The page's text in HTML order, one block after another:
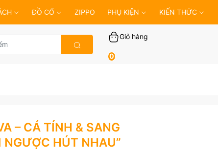
ĐỒ CỔ ZIPPO PHỤ KIỆN KIẾN THỨC
Giỏ hàng
0
– CÁ TÍNH & SANG
NGƯỢC HÚT NHAU”